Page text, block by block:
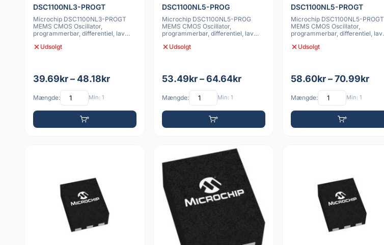
DSC1100NL3-PROGT
Microchip DSC1100NL3-PROGT
MEMS CMOS Oscillator,
programmerbar, differentiel, lav
Udsolgt
39.69kr – 48.18kr
Mængde: Min: 1
DSC1100NL5-PROG
Microchip DSC1100NL5-PROG
MEMS CMOS Oscillator,
programmerbar, differentiel, lav
Udsolgt
53.49kr – 64.64kr
Mængde: Min: 1
DSC1100NL5-PROGT
Microchip DSC1100NL5-PROGT
MEMS CMOS Oscillator,
programmerbar, differentiel, lav
Udsolgt
58.60kr – 70.99kr
Mængde: Min: 1